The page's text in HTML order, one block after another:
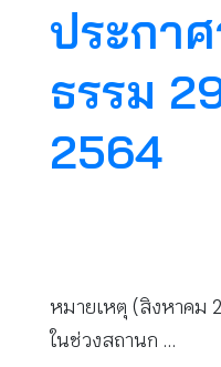
ประกา
ธรรม
2564
หมายเหตุ (สิงหาคม
ในช่วงสถานก …